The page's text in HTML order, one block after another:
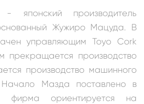
производитель
Жужиро Мацуда. В
управляющим Toyo Cork
прекращается производство
производство машинного
Начало Мазда поставлено в
фирма ориентируется на